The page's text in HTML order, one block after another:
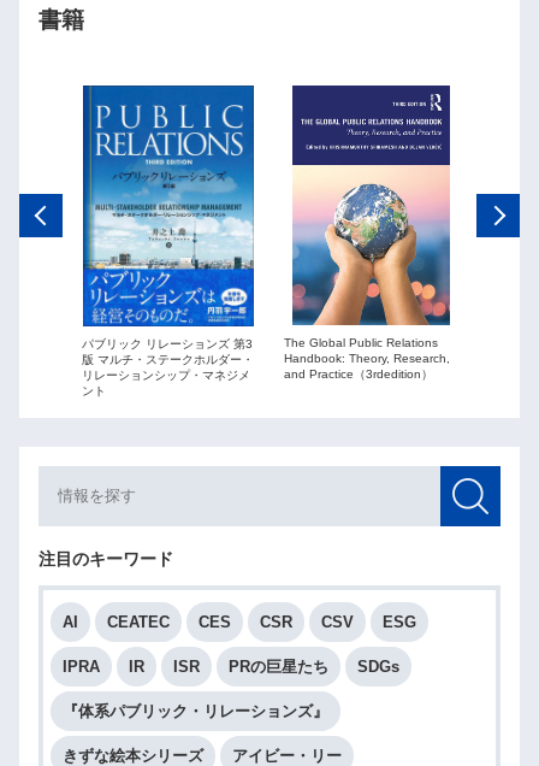
書籍
パブリック リレーションズ 第3
版 マルチ・ステークホルダー・
リレーションシップ・マネジメ
ント
The Global Public Relations
Handbook: Theory, Research,
and Practice（3rdedition）
注目のキーワード
AI CEATEC CES CSR CSV ESG
IPRA IR ISR PRの巨星たち SDGs
『体系パブリック・リレーションズ』
きずな絵本シリーズ アイビー・リー